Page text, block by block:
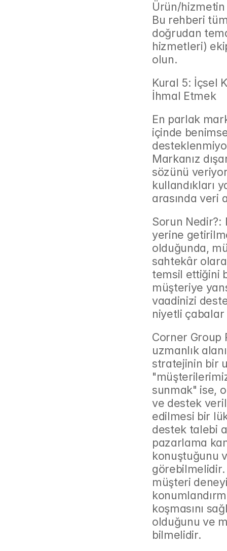
Ürün/
Bu rehberi
doğrudan
hizmetleri)
olun.
Kural 5: İçsel
İhmal Etmek
En parlak
içinde
Markanız
sözünü
kullandıkları
arasında veri
Sorun Nedir?:
yerine
olduğunda,
sahtekâr
temsil ettiğini
müşteriye
vaadinizi
niyetli çabalar
Corner Group
uzmanlık
stratejinin bir
sunmak" ise,
ve destek
edilmesi bir
destek talebi
pazarlama
konuştuğunu
müşteri
koşmasını
olduğunu ve
bilmelidir.